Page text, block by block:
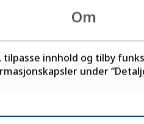
årsmelding
at
egne
Om
innhold og tilby
under